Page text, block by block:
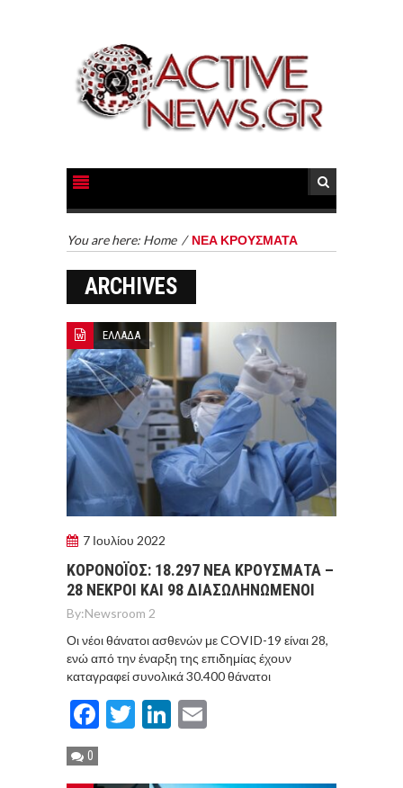
You are here: Home / ΝΕΑ ΚΡΟΥΣΜΑΤΑ
ARCHIVES
ΕΛΛΑΔΑ
7 Ιουλίου 2022
ΚΟΡΟΝΟΪΟΣ: 18.297 ΝΕΑ ΚΡΟΥΣΜΑΤΑ –
28 ΝΕΚΡΟΙ ΚΑΙ 98 ΔΙΑΣΩΛΗΝΩΜΕΝΟΙ
By:Newsroom 2
Οι νέοι θάνατοι ασθενών με COVID-19 είναι 28,
ενώ από την έναρξη της επιδημίας έχουν
καταγραφεί συνολικά 30.400 θάνατοι
Facebook
TwitterLinkedIn
0